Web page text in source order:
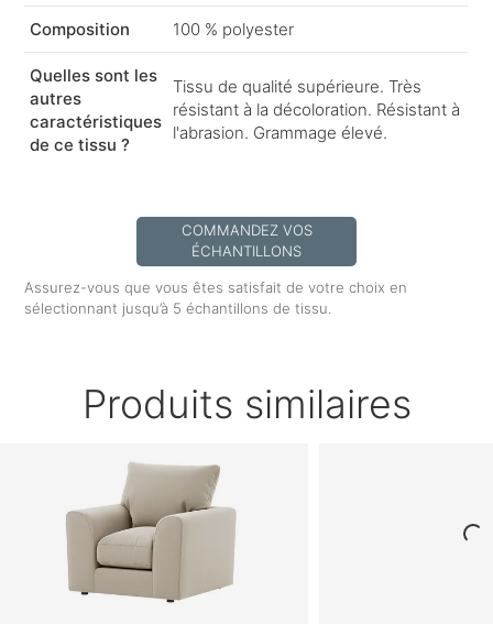
Composition 100 % polyester
Quelles sont les
autres
caractéristiques
de ce tissu ?
Tissu de qualité supérieure. Très
résistant à la décoloration. Résistant à
l'abrasion. Grammage élevé.
COMMANDEZ VOS
ÉCHANTILLONS
Assurez-vous que vous êtes satisfait de votre choix en
sélectionnant jusqu’à 5 échantillons de tissu.
Produits similaires